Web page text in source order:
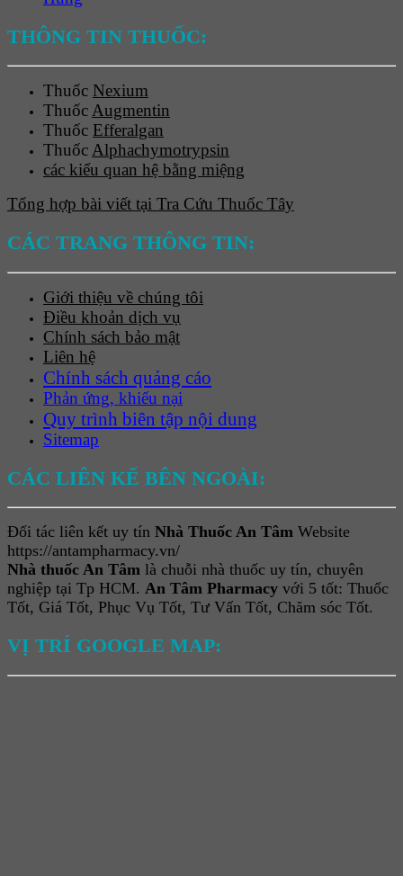
THÔNG TIN THUỐC:
Thuốc Nexium
ThuốcAugmentin
Thuốc Efferalgan
ThuốcAlphachymotrypsin
các kiểu quan hệ bằng miệng
Tổng hợp bài viết tại Tra Cứu Thuốc Tây
CÁC TRANG THÔNG TIN:
Giới thiệu về chúng tôi
Điều khoản dịch vụ
Chính sách bảo mật
Liên hệ
Chính sách quảng cáo
Phản ứng, khiếu nại
Quy trình biên tập nội dung
Sitemap
CÁC LIÊN KẾ BÊN NGOÀI:
Đối tác liên kết uy tín Nhà Thuốc An Tâm Website
https://antampharmacy.vn/
Nhà thuốc An Tâm là chuỗi nhà thuốc uy tín, chuyên
nghiệp tại Tp HCM. An Tâm Pharmacy với 5 tốt: Thuốc
Tốt, Giá Tốt, Phục Vụ Tốt, Tư Vấn Tốt, Chăm sóc Tốt.
VỊ TRÍ GOOGLE MAP: